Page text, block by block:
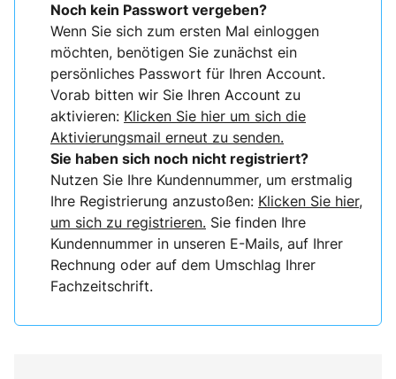
Noch kein Passwort vergeben?
Wenn Sie sich zum ersten Mal einloggen
möchten, benötigen Sie zunächst ein
persönliches Passwort für Ihren Account.
Vorab bitten wir Sie Ihren Account zu
aktivieren: Klicken Sie hier um sich die
Aktivierungsmail erneut zu senden.
Sie haben sich noch nicht registriert?
Nutzen Sie Ihre Kundennummer, um erstmalig
Ihre Registrierung anzustoßen: Klicken Sie hier,
um sich zu registrieren. Sie finden Ihre
Kundennummer in unseren E-Mails, auf Ihrer
Rechnung oder auf dem Umschlag Ihrer
Fachzeitschrift.